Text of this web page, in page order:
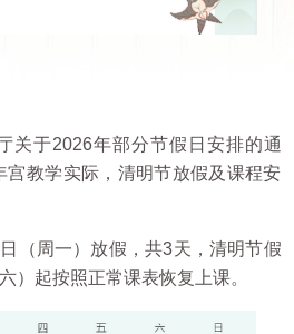
关于2026年部分节假日安排的通
宫教学实际，清明节放假及课程安
（周一）放假，共3天，清明节假
）起按照正常课表恢复上课。